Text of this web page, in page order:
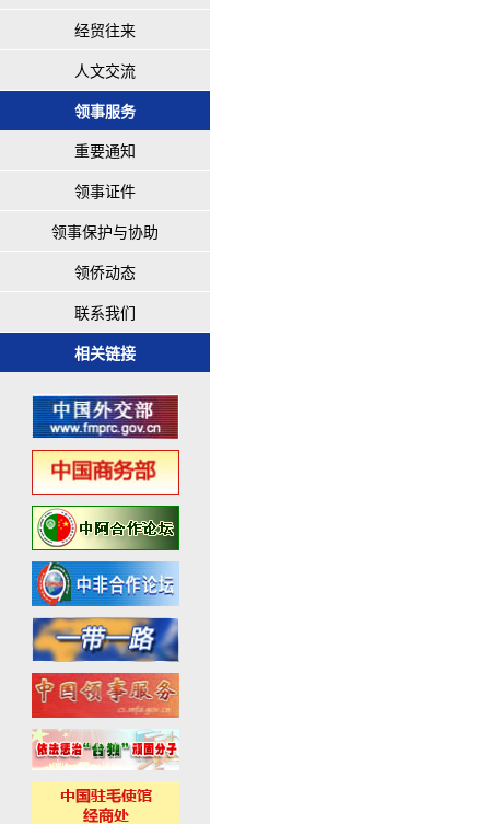
经贸往来
人文交流
领事服务
重要通知
领事证件
领事保护与协助
领侨动态
联系我们
相关链接